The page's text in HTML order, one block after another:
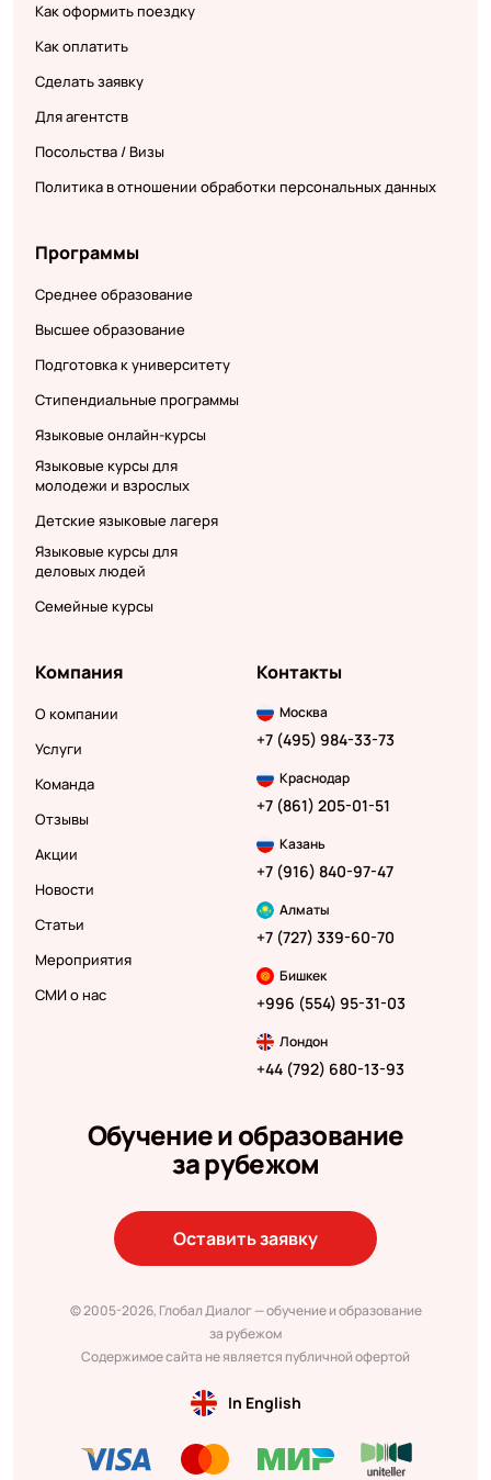
Как оформить поездку
Как оплатить
Сделать заявку
Для агентств
Посольства / Визы
Политика в отношении обработки персональных данных
Программы
Среднее образование
Высшее образование
Подготовка к университету
Стипендиальные программы
Языковые онлайн-курсы
Языковые курсы для
молодежи и взрослых
Детские языковые лагеря
Языковые курсы для
деловых людей
Семейные курсы
Компания
О компании
Услуги
Команда
Отзывы
Акции
Новости
Статьи
Мероприятия
СМИ о нас
Контакты
Москва
+7 (495) 984-33-73
Краснодар
+7 (861) 205-01-51
Казань
+7 (916) 840-97-47
Алматы
+7 (727) 339-60-70
Бишкек
+996 (554) 95-31-03
Лондон
+44 (792) 680-13-93
Обучение и образование
за рубежом
Оставить заявку
© 2005-2026, Глобал Диалог — обучение и образование
за рубежом
Содержимое сайта не является публичной офертой
In English